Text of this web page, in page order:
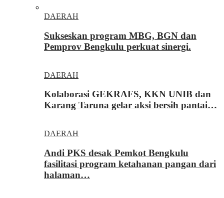
DAERAH
Sukseskan program MBG, BGN dan
Pemprov Bengkulu perkuat sinergi.
DAERAH
Kolaborasi GEKRAFS, KKN UNIB dan
Karang Taruna gelar aksi bersih pantai…
DAERAH
Andi PKS desak Pemkot Bengkulu
fasilitasi program ketahanan pangan dari
halaman…